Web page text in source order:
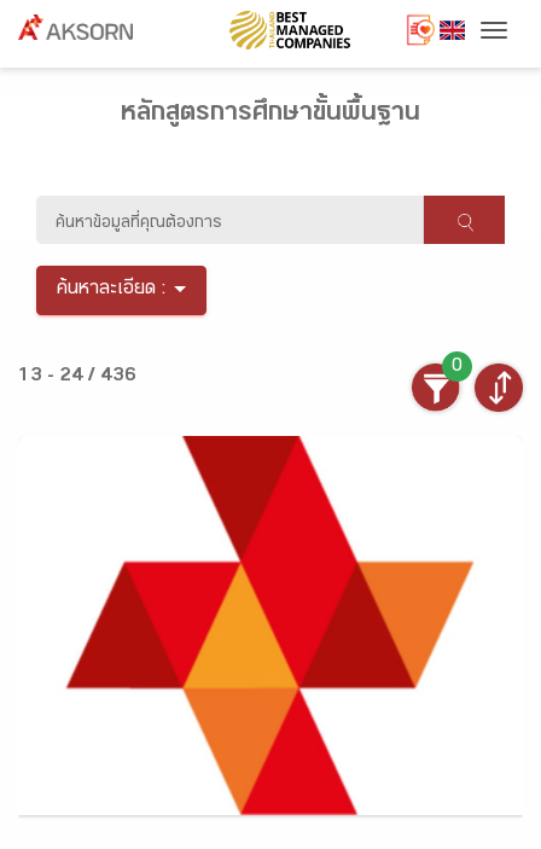
หลักสูตรการศึกษาขั้นพื้นฐาน
ค้นหาละเอียด :
13 - 24 / 436
0